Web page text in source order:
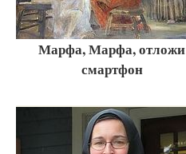
Марфа, Марфа, отложи
смартфон